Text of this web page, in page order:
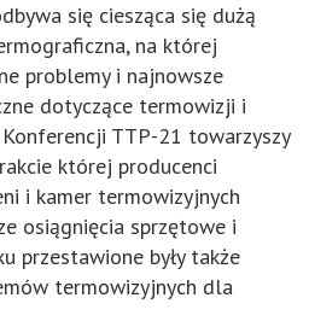
się ciesząca się dużą
na której
problemy i najnowsze
dotyczące termowizji i
TTP-21 towarzyszy
której producenci
i kamer termowizyjnych
osiągnięcia sprzętowe i
przestawione były także
termowizyjnych dla